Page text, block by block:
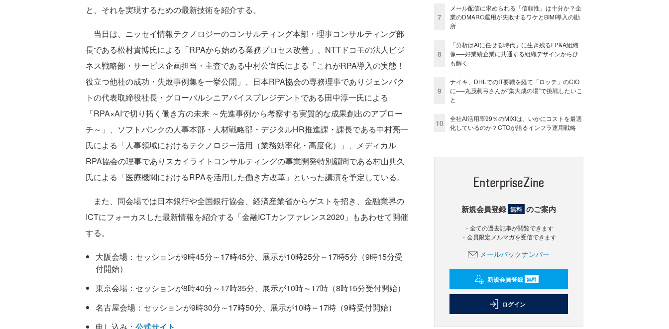
と、それを実現するための最新技術を紹介する。
当日は、ニッセイ情報テクノロジーのコンサルティング本部・理事コンサルティング部
長である松村貴博氏による「RPAから始める業務プロセス改善」、NTTドコモの法人ビジ
ネス戦略部・サービス企画担当・主査である中村公宜氏による「これがRPA導入の実態！
役立つ他社の成功・失敗事例集を一挙公開」、日本RPA協会の専務理事でありジェンパク
トの代表取締役社長・グローバルシニアバイスプレジデントである田中淳一氏による
「RPA×AIで切り拓く働き方の未来 ～先進事例から考察する実質的な成果創出のアプロー
チ～」、ソフトバンクの人事本部・人材戦略部・デジタルHR推進課・課長である中村亮一
氏による「人事領域におけるテクノロジー活用（業務効率化・高度化）」、メディカル
RPA協会の理事でありスカイライトコンサルティングの事業開発特別顧問である村山典久
氏による「医療機関におけるRPAを活用した働き方改革」といった講演を予定している。
また、同会場では日本銀行や全国銀行協会、経済産業省からゲストを招き、金融業界の
ICTにフォーカスした最新情報を紹介する「金融ICTカンファレンス2020」もあわせて開催
する。
大阪会場：セッションが9時45分～17時45分、展示が10時25分～17時5分（9時15分受
付開始）
東京会場：セッションが8時40分～17時35分、展示が10時～17時（8時15分受付開始）
名古屋会場：セッションが9時30分～17時50分、展示が10時～17時（9時受付開始）
7
メール配信に求められる「信頼性」は十分か？企
業のDMARC運用が失敗するワケとBIMI導入の勘
所
8
「分析はAIに任せる時代」に生き残るFP&A組織
像──好業績企業に共通する組織デザインからひ
も解く
9
ナイキ、DHLでのIT要職を経て「ロッテ」のCIO
に──丸茂眞弓さんが“集大成の場”で挑戦したいこ
と
10
全社AI活用率99％のMIXIは、いかにコストを最適
化しているのか？CTOが語るインフラ運用戦略
新規会員登録 無料 のご案内
・全ての過去記事が閲覧できます
・会員限定メルマガを受信できます
メールバックナンバー
新規会員登録 無料
ログイン